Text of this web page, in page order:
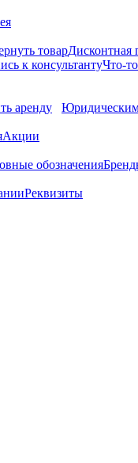
товарДисконтная
к консультантуЧто-
аренду
Акции
обозначения
Реквизиты